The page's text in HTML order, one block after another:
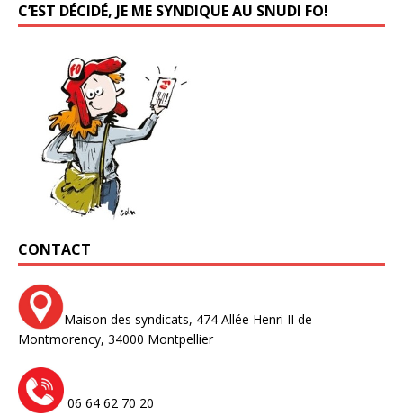
C’EST DÉCIDÉ, JE ME SYNDIQUE AU SNUDI FO!
CONTACT
Maison des syndicats, 474 Allée Henri II de
Montmorency, 34000 Montpellier
06 64 62 70 20